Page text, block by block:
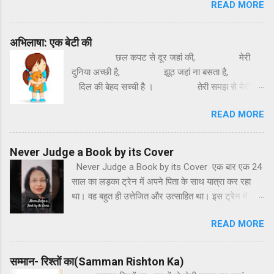
Saxena
मजबूत बनाओगे। बचपन में थामा था आंचल वो ही पूरक वो ही
संबल तुम उसके बिना अधूरे हो तुम नारी से ही पूरे हो जितना
तुम अहम बढ़ाओगे अपना अस्तित्व मिटाओगे। By-
READ MORE
अभिलाषा: एक बेटी की
छल कपट से दूर जहां की, मेरी
दुनिया अच्छी है, झूठ जहां ना बसता है,
दिल की बेहद सच्ची है । तेरी समझ से मेरी
समझ में आना मुश्किल है, हर दिन मेरी नई राह
है, दूर बड़ी ही मंजिल है। मेरी
कोशिश मेरी क्षमता कोई तो पहचाने,
READ MORE
Never Judge a Book by its Cover
Never Judge a Book by its Cover एक बार एक 24
साल का लड़का ट्रेन में अपने पिता के साथ यात्रा कर रहा
था। वह बहुत ही उत्तेजित और उत्साहित था। इस ट्रेन में
खिड़की से बाहर देखकर अत्यंत खुश हो रहा था। अचानक से
वह लड़का जोर-जोर से ताली बजाकर उत्साहित होता हुआ बोल
पापा देखिए पेड़ पीछे जाते जा रहे हैं और हम आगे जा रहे हैं।
उसके पिता मुस्कुरा दिए लेकिन साथ बैठे दंपति को बहुत ही
READ MORE
सम्मान- रिश्तों का(Samman Rishton Ka)